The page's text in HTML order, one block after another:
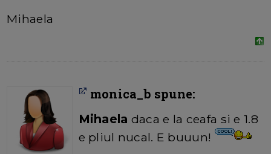
Mihaela
monica_b spune:
Mihaela daca e la ceafa si e 1.8
e pliul nucal. E buuun!